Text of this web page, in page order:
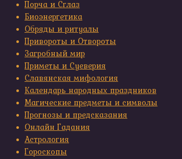
Порча и Сглаз
Биоэнергетика
Обряды и ритуалы
Привороты и Отвороты
Загробный мир
Приметы и Суеверия
Славянская мифология
Календарь народных праздников
Магические предметы и символы
Прогнозы и предсказания
Онлайн Гадания
Астрология
Гороскопы